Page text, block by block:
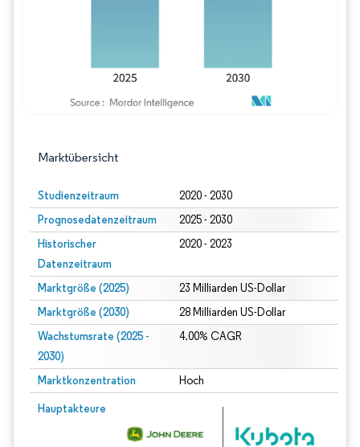
Marktübersicht
Studienzeitraum 2020 - 2030
Prognosedatenzeitraum 2025 - 2030
Historischer
Datenzeitraum
2020 - 2023
Marktgröße (2025) 23 Milliarden US-Dollar
Marktgröße (2030) 28 Milliarden US-Dollar
Wachstumsrate (2025 -
2030)
4.00% CAGR
Marktkonzentration Hoch
Hauptakteure
Bild © Mordor Intelligence. Wiederverwendung erfordert Namensnennung